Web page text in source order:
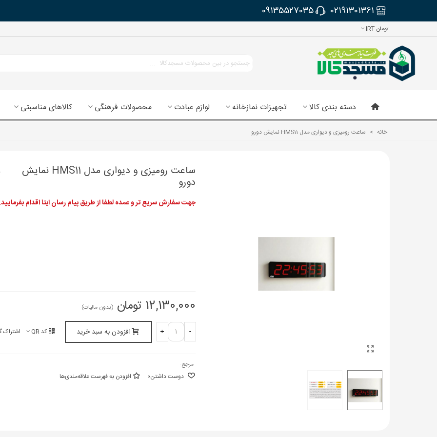
02191301361
09135527035
تومان IRT
دسته بندی کالا تجهیزات نمازخانه لوازم عبادت محصولات فرهنگی کالاهای مناسبتی
خانه > ساعت رومیزی و دیواری مدل HMS11 نمایش دورو
ساعت رومیزی و دیواری مدل HMS11 نمایش
دورو
جهت سفارش سریع تر و عمده لطفا از طریق پیام رسان ایتا اقدام
12,130,000 تومان (بدون مالیات)
-
+ افزودن به سبد خرید کد QR اشتراک
مرجع:
دوست داشتن0 افزودن به فهرست علاقه‌مندی‌ها